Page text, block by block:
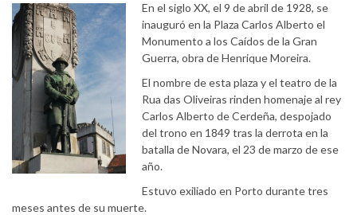
En el siglo XX, el 9 de abril de 1928, se
inauguró en la Plaza Carlos Alberto el
Monumento a los Caídos de la Gran
Guerra, obra de Henrique Moreira.
El nombre de esta plaza y el teatro de la
Rua das Oliveiras rinden homenaje al rey
Carlos Alberto de Cerdeña, despojado
del trono en 1849 tras la derrota en la
batalla de Novara, el 23 de marzo de ese
año.
Estuvo exiliado en Porto durante tres
meses antes de su muerte.